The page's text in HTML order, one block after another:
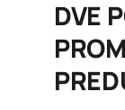
DVE